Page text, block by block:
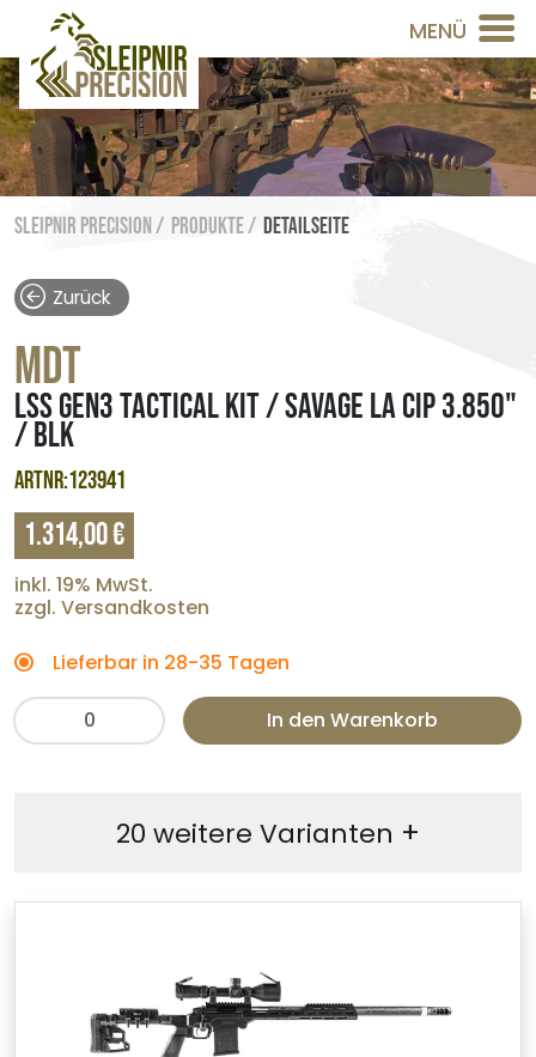
MENÜ
Sleipnir Precision / Produkte / Detailseite
Zurück
MDT
LSS GEN3 TACTICAL KIT / SAVAGE LA CIP 3.850"
/ BLK
ARTNR:123941
1.314,00 €
inkl. 19% MwSt.
zzgl. Versandkosten
Lieferbar in 28-35 Tagen
In den Warenkorb
20 weitere Varianten +